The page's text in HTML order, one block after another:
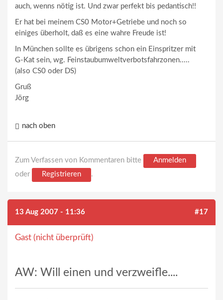
auch, wenns nötig ist. Und zwar perfekt bis pedantisch!!
Er hat bei meinem CS0 Motor+Getriebe und noch so
einiges überholt, daß es eine wahre Freude ist!
In München sollte es übrigens schon ein Einspritzer mit
G-Kat sein, wg. Feinstaubumweltverbotsfahrzonen.....
(also CS0 oder DS)
Gruß
Jörg
nach oben
Zum Verfassen von Kommentaren bitte
Anmelden
oder
Registrieren .
13 Aug 2007 - 11:36 #17
Gast (nicht überprüft)
AW: Will einen und verzweifle....